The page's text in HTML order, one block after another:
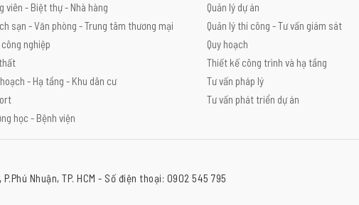
viên - Biệt thự - Nhà hàng
sạn - Văn phòng - Trung tâm thương mại
công nghiệp
hoạch - Hạ tầng - Khu dân cư
học - Bệnh viện
Quản lý dự án
Quản lý thi công - Tư vấn giám sát
Quy hoạch
Thiết kế công trình và hạ tầng
Tư vấn pháp lý
Tư vấn phát triển dự án
Nhuận, TP. HCM - Số điện thoại: 0902 545 795